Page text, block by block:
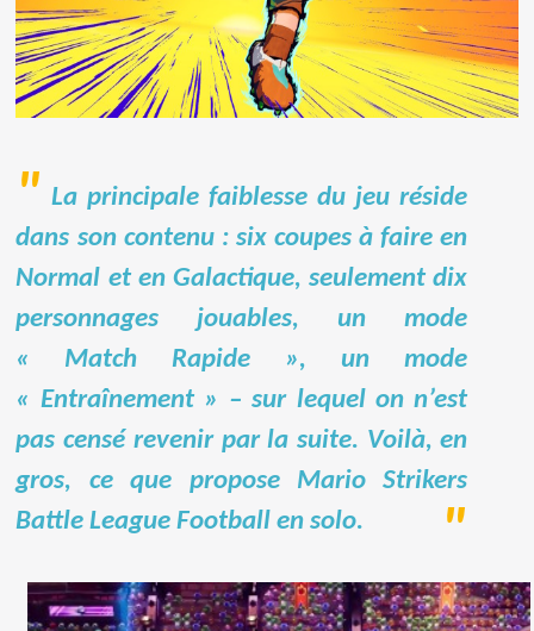
La principale faiblesse du jeu réside
dans son contenu : six coupes à faire en
Normal et en Galactique, seulement dix
personnages jouables, un mode
« Match Rapide », un mode
« Entraînement » – sur lequel on n’est
pas censé revenir par la suite. Voilà, en
gros, ce que propose Mario Strikers
Battle League Football en solo.